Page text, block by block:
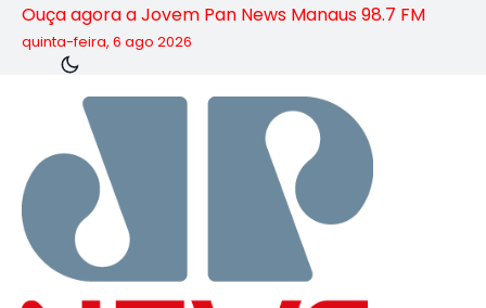
Ouça agora a Jovem Pan News Manaus 98.7 FM
quinta-feira, 6 ago 2026